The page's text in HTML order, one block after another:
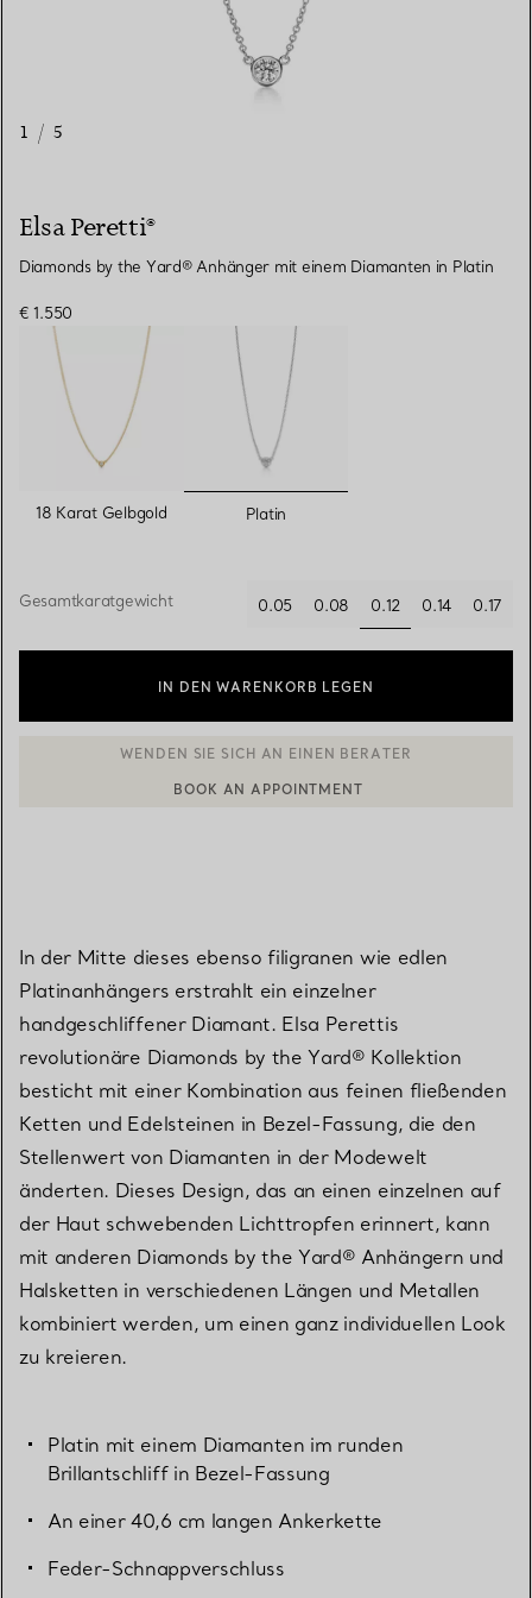
1 / 5
Elsa Peretti®
Diamonds by the Yard® Anhänger mit einem Diamanten in Platin
€ 1.550
18 Karat Gelbgold ausgewählt
Platin
Gesamtkaratgewicht 0.05 0.08
0.12
ausgewählt
0.14 0.17
IN DEN WARENKORB LEGEN
In der Mitte dieses ebenso filigranen wie edlen
Platinanhängers erstrahlt ein einzelner
handgeschliffener Diamant. Elsa Perettis
revolutionäre Diamonds by the Yard® Kollektion
besticht mit einer Kombination aus feinen fließenden
Ketten und Edelsteinen in Bezel-Fassung, die den
Stellenwert von Diamanten in der Modewelt
änderten. Dieses Design, das an einen einzelnen auf
der Haut schwebenden Lichttropfen erinnert, kann
mit anderen Diamonds by the Yard® Anhängern und
Halsketten in verschiedenen Längen und Metallen
kombiniert werden, um einen ganz individuellen Look
zu kreieren.
Platin mit einem Diamanten im runden
Brillantschliff in Bezel-Fassung
An einer 40,6 cm langen Ankerkette
Feder-Schnappverschluss